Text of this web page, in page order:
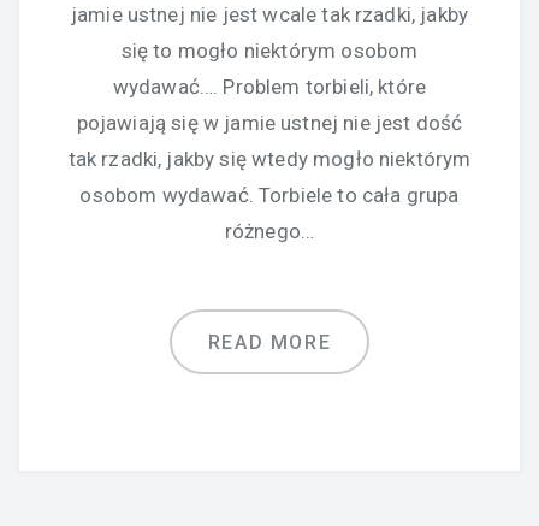
jamie ustnej nie jest wcale tak rzadki, jakby
się to mogło niektórym osobom
wydawać…. Problem torbieli, które
pojawiają się w jamie ustnej nie jest dość
tak rzadki, jakby się wtedy mogło niektórym
osobom wydawać. Torbiele to cała grupa
różnego…
READ MORE